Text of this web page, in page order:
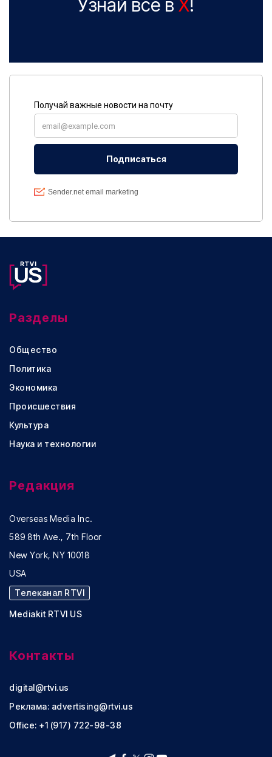
Узнай все в X!
Разделы
Общество
Политика
Экономика
Происшествия
Культура
Наука и технологии
Редакция
Overseas Media Inc.
589 8th Ave., 7th Floor
New York, NY 10018
USA
Телеканал RTVI
Mediakit RTVI US
Контакты
digital@rtvi.us
Реклама: advertising@rtvi.us
Office: +1 (917) 722-98-38